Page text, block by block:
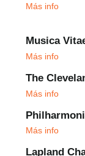
Más info
Musica
Más info
The
Más info
Más info
Lapland